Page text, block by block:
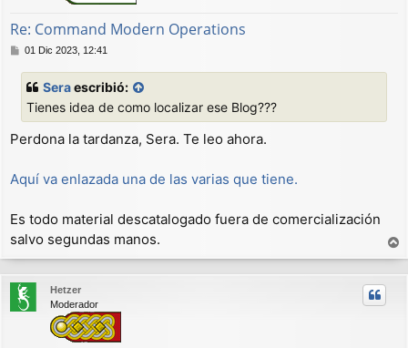
Re: Command Modern Operations
M
j
e
01 Dic 2023, 12:41
Seraescribió:
Tienes idea de como localizar ese Blog???
Perdona la tardanza, Sera. Te leo ahora.
Aquí va enlazada una de las varias que tiene.
Es todo material descatalogado fuera de comercialización
salvo segundas manos.
r
r
Hetzer
Moderador